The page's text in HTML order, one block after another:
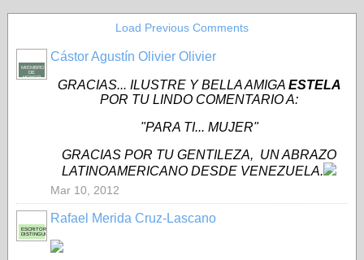
Load Previous Comments
MIEMBRO
DE
HONOR
Cástor Agustín Olivier Olivier
GRACIAS... ILUSTRE Y BELLA AMIGA ESTELA
POR TU LINDO COMENTARIO A:
"PARA TI... MUJER"
GRACIAS POR TU GENTILEZA, UN ABRAZO
LATINOAMERICANO DESDE VENEZUELA.
Mar 10, 2012
ESCRITOR
DISTINGUIDO
Rafael Merida Cruz-Lascano